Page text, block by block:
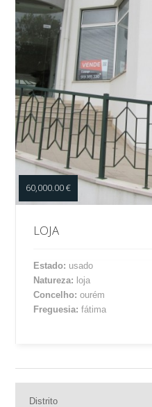
60,000.00 €
LOJA
Estado: usado
Natureza: loja
Concelho:ourém
Freguesia:fátima
Distrito